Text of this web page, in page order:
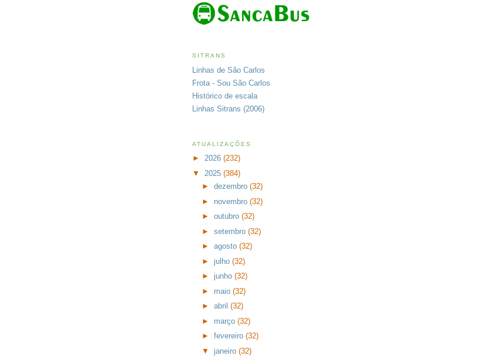
SITRANS
Linhas de São Carlos
Frota - Sou São Carlos
Histórico de escala
Linhas Sitrans (2006)
ATUALIZAÇÕES
► 2026 (232)
▼ 2025 (384)
► dezembro (32)
► novembro (32)
► outubro (32)
► setembro (32)
► agosto (32)
► julho (32)
► junho (32)
► maio (32)
► abril (32)
► março (32)
► fevereiro (32)
▼ janeiro (32)